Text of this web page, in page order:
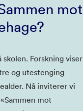
mot
Forskning viser
og utestenging
Nå inviterer vi
mot